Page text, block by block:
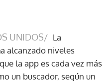
UNIDOS/ La
alcanzado niveles
la app es cada vez más
un buscador, según un